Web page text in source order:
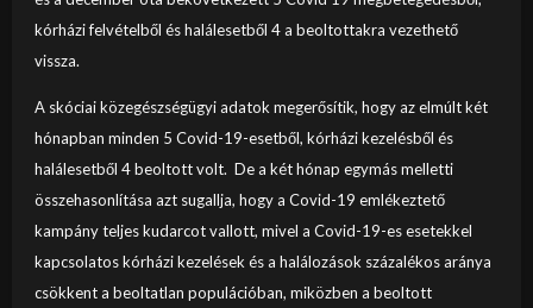
kórházi felvételből és halálesetből 4 a beoltottakra vezethető
vissza.
A skóciai közegészségügyi adatok megerősítik, hogy az elmúlt két
hónapban minden 5 Covid-19-esetből, kórházi kezelésből és
halálesetből 4 beoltott volt. De a két hónap egymás melletti
összehasonlítása azt sugallja, hogy a Covid-19 emlékeztető
kampány teljes kudarcot vallott, mivel a Covid-19-es esetekkel
kapcsolatos kórházi kezelések és a halálozások százalékos aránya
csökkent a beoltatlan populációban, miközben a beoltott